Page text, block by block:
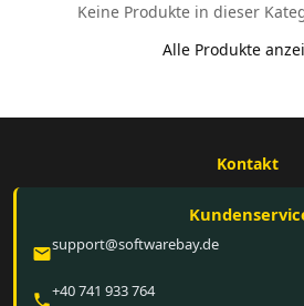
Keine Produkte in dieser
Alle Produkte
Kontakt
emailsupport@softwarebay.de
phone+40 741 933 764